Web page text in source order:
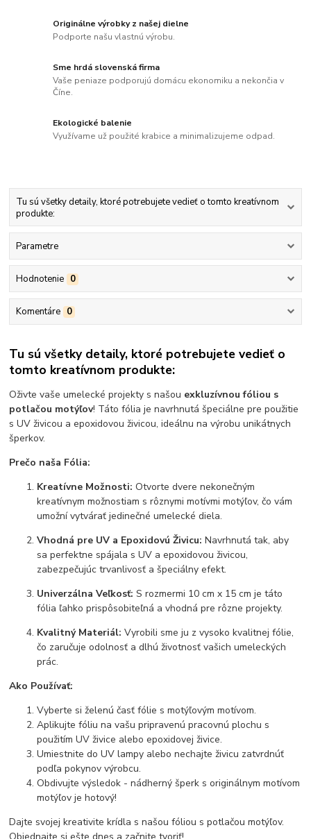
Originálne výrobky z našej dielne
Podporte našu vlastnú výrobu.
Sme hrdá slovenská firma
Vaše peniaze podporujú domácu ekonomiku a nekončia v
Číne.
Ekologické balenie
Využívame už použité krabice a minimalizujeme odpad.
Tu sú všetky detaily, ktoré potrebujete vedieť o tomto kreatívnom
produkte:
Parametre
Hodnotenie 0
Komentáre 0
Tu sú všetky detaily, ktoré potrebujete vedieť o
tomto kreatívnom produkte:
Oživte vaše umelecké projekty s našou exkluzívnou fóliou s
potlačou motýľov! Táto fólia je navrhnutá špeciálne pre použitie
s UV živicou a epoxidovou živicou, ideálnu na výrobu unikátnych
šperkov.
Prečo naša Fólia:
Kreatívne Možnosti: Otvorte dvere nekonečným
kreatívnym možnostiam s rôznymi motívmi motýľov, čo vám
umožní vytvárať jedinečné umelecké diela.
Vhodná pre UV a Epoxidovú Živicu: Navrhnutá tak, aby
sa perfektne spájala s UV a epoxidovou živicou,
zabezpečujúc trvanlivosť a špeciálny efekt.
Univerzálna Veľkosť: S rozmermi 10 cm x 15 cm je táto
fólia ľahko prispôsobiteľná a vhodná pre rôzne projekty.
Kvalitný Materiál: Vyrobili sme ju z vysoko kvalitnej fólie,
čo zaručuje odolnosť a dlhú životnosť vašich umeleckých
prác.
Ako Používať:
Vyberte si želenú časť fólie s motýľovým motívom.
Aplikujte fóliu na vašu pripravenú pracovnú plochu s
použitím UV živice alebo epoxidovej živice.
Umiestnite do UV lampy alebo nechajte živicu zatvrdnúť
podľa pokynov výrobcu.
Obdivujte výsledok - nádherný šperk s originálnym motívom
motýľov je hotový!
Dajte svojej kreativite krídla s našou fóliou s potlačou motýľov.